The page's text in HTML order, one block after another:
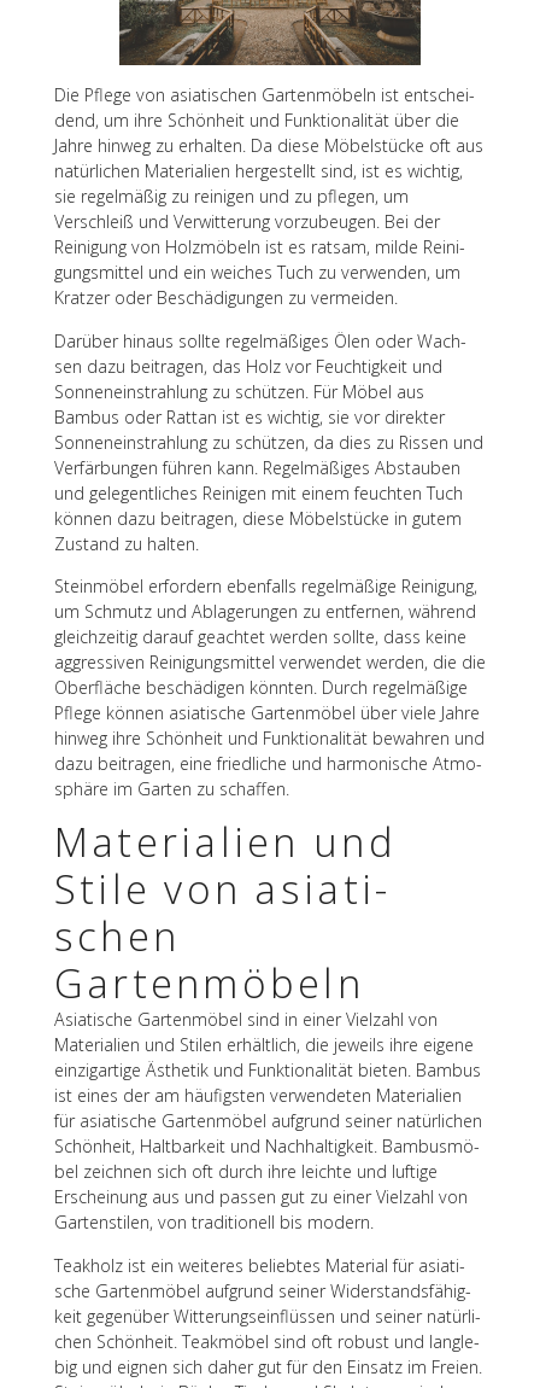
Die Pflege von asia­ti­schen Garten­mö­beln ist entschei­
dend, um ihre Schön­heit und Funk­tio­na­li­tät über die
Jahre hinweg zu erhal­ten. Da diese Möbel­stü­cke oft aus
natür­li­chen Mate­ria­lien herge­stellt sind, ist es wich­tig,
sie regel­mä­ßig zu reini­gen und zu pfle­gen, um
Verschleiß und Verwit­te­rung vorzu­beu­gen. Bei der
Reini­gung von Holz­mö­beln ist es ratsam, milde Reini­
gungs­mit­tel und ein weiches Tuch zu verwen­den, um
Krat­zer oder Beschä­di­gun­gen zu vermeiden.
Darüber hinaus sollte regel­mä­ßi­ges Ölen oder Wach­
sen dazu beitra­gen, das Holz vor Feuch­tig­keit und
Sonnen­ein­strah­lung zu schüt­zen. Für Möbel aus
Bambus oder Rattan ist es wich­tig, sie vor direk­ter
Sonnen­ein­strah­lung zu schüt­zen, da dies zu Rissen und
Verfär­bun­gen führen kann. Regel­mä­ßi­ges Abstau­ben
und gele­gent­li­ches Reini­gen mit einem feuch­ten Tuch
können dazu beitra­gen, diese Möbel­stü­cke in gutem
Zustand zu halten.
Stein­mö­bel erfor­dern eben­falls regel­mä­ßige Reini­gung,
um Schmutz und Abla­ge­run­gen zu entfer­nen, während
gleich­zei­tig darauf geach­tet werden sollte, dass keine
aggres­si­ven Reini­gungs­mit­tel verwen­det werden, die die
Ober­flä­che beschä­di­gen könn­ten. Durch regel­mä­ßige
Pflege können asia­ti­sche Garten­mö­bel über viele Jahre
hinweg ihre Schön­heit und Funk­tio­na­li­tät bewah­ren und
dazu beitra­gen, eine fried­li­che und harmo­ni­sche Atmo­
sphäre im Garten zu schaffen.
Mate­ria­lien und
Stile von asia­ti­
schen
Gartenmöbeln
Asia­ti­sche Garten­mö­bel sind in einer Viel­zahl von
Mate­ria­lien und Stilen erhält­lich, die jeweils ihre eigene
einzig­ar­tige Ästhe­tik und Funk­tio­na­li­tät bieten. Bambus
ist eines der am häufigs­ten verwen­de­ten Mate­ria­lien
für asia­ti­sche Garten­mö­bel aufgrund seiner natür­li­chen
Schön­heit, Halt­bar­keit und Nach­hal­tig­keit. Bambus­mö­
bel zeich­nen sich oft durch ihre leichte und luftige
Erschei­nung aus und passen gut zu einer Viel­zahl von
Garten­sti­len, von tradi­tio­nell bis modern.
Teak­holz ist ein weite­res belieb­tes Mate­rial für asia­ti­
sche Garten­mö­bel aufgrund seiner Wider­stands­fä­hig­
keit gegen­über Witte­rungs­ein­flüs­sen und seiner natür­li­
chen Schön­heit. Teak­mö­bel sind oft robust und lang­le­
big und eignen sich daher gut für den Einsatz im Freien.